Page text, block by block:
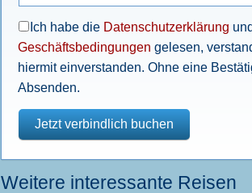
Ich habe die Datenschutzerklärung
Geschäftsbedingungen gelesen,
hiermit einverstanden. Ohne eine
Absenden.
Weitere interessante Reisen